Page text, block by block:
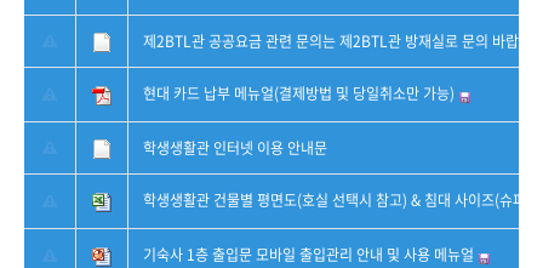
제2BTL관 공공요금 관련 문의는 제2BTL관 방재실로 문의 바랍니
현대 카드 납부 메뉴얼(결제방법 및 당일취소만 가능)
학생생활관 인터넷 이용 안내문
학생생활관 건물별 평면도(호실 선택시 참고) & 침대 사이즈(슈퍼
기숙사 1층 출입문 모바일 출입관리 안내 및 사용 메뉴얼